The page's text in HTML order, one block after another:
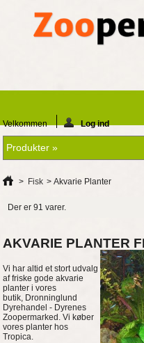
Velkommen Log ind
> Fisk > Akvarie Planter
Der er 91 varer.
AKVARIE PLANTER
Vi har altid et stort udvalg
af friske gode akvarie
planter i vores
butik, Dronninglund
Dyrehandel - Dyrenes
Zoopermarked. Vi køber
vores planter hos
Tropica.